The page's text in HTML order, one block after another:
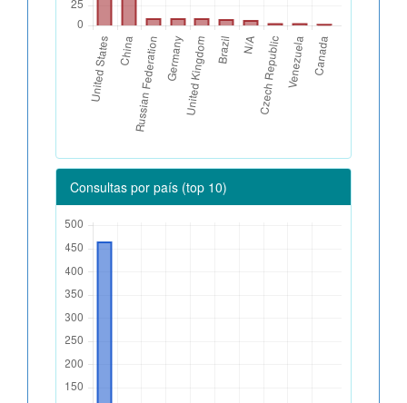
Consultas por país (top 10)